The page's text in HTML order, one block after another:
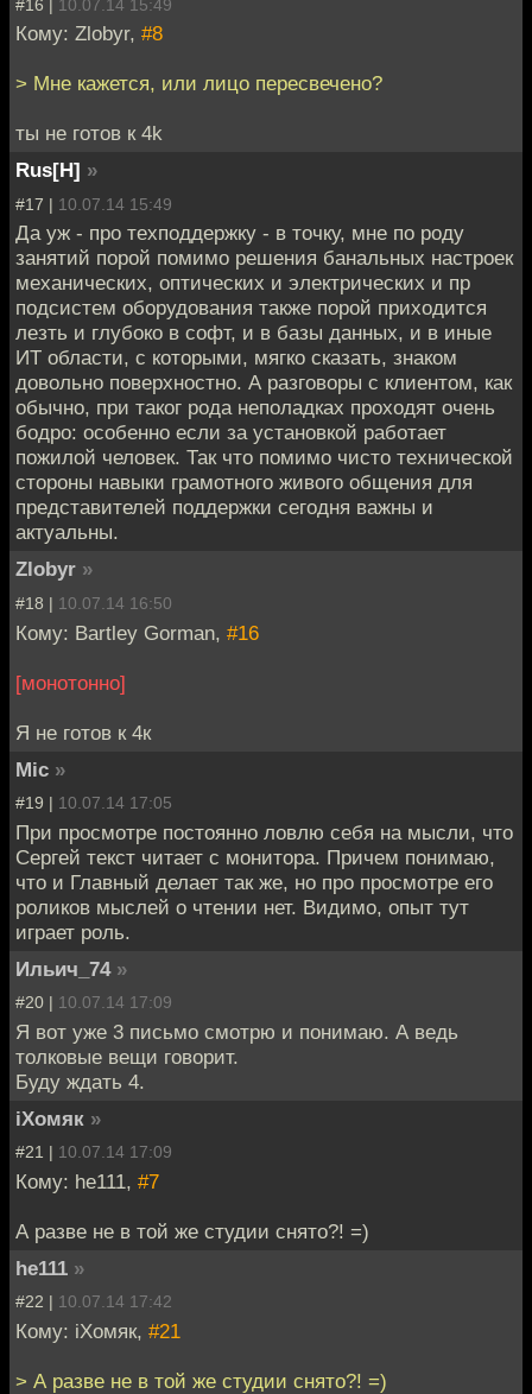
#16 | 10.07.14 15:49
Кому: Zlobyr, #8
> Мне кажется, или лицо пересвечено?
ты не готов к 4k
Rus[H] »
#17 | 10.07.14 15:49
Да уж - про техподдержку - в точку, мне по роду
занятий порой помимо решения банальных настроек
механических, оптических и электрических и пр
подсистем оборудования также порой приходится
лезть и глубоко в софт, и в базы данных, и в иные
ИТ области, с которыми, мягко сказать, знаком
довольно поверхностно. А разговоры с клиентом, как
обычно, при таког рода неполадках проходят очень
бодро: особенно если за установкой работает
пожилой человек. Так что помимо чисто технической
стороны навыки грамотного живого общения для
представителей поддержки сегодня важны и
актуальны.
Zlobyr »
#18 | 10.07.14 16:50
Кому: Bartley Gorman, #16
[монотонно]
Я не готов к 4к
Mic »
#19 | 10.07.14 17:05
При просмотре постоянно ловлю себя на мысли, что
Сергей текст читает с монитора. Причем понимаю,
что и Главный делает так же, но про просмотре его
роликов мыслей о чтении нет. Видимо, опыт тут
играет роль.
Ильич_74 »
#20 | 10.07.14 17:09
Я вот уже 3 письмо смотрю и понимаю. А ведь
толковые вещи говорит.
Буду ждать 4.
iХомяк »
#21 | 10.07.14 17:09
Кому: he111, #7
А разве не в той же студии снято?! =)
he111 »
#22 | 10.07.14 17:42
Кому: iХомяк, #21
> А разве не в той же студии снято?! =)